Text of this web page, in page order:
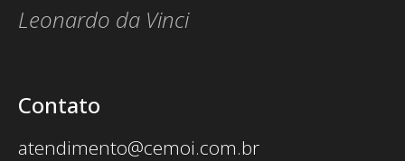
Leonardo da Vinci
Contato
atendimento@cemoi.com.br